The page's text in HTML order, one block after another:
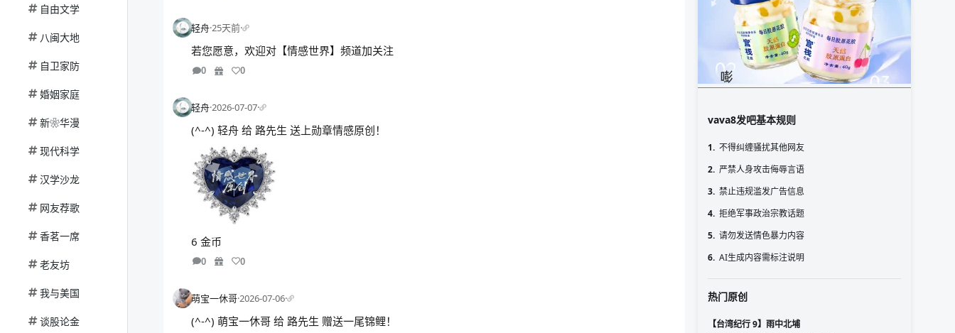
自由文学
八闽大地
自卫家防
婚姻家庭
新❀华漫
现代科学
汉学沙龙
网友荐歌
香茗一席
老友坊
我与美国
谈股论金
轻舟·25天前·
若您愿意，欢迎对【情感世界】频道加关注
0 0
轻舟·2026-07-07·
(^-^) 轻舟 给 路先生 送上勋章情感原创！
6 金币
0 0
萌宝一休哥·2026-07-06·
(^-^) 萌宝一休哥 给 路先生 赠送一尾锦鲤！
vava8发吧基本规则
1. 不得纠缠骚扰其他网友
2. 严禁人身攻击侮辱言语
3. 禁止违规滥发广告信息
4. 拒绝军事政治宗教话题
5. 请勿发送情色暴力内容
6. AI生成内容需标注说明
热门原创
【台湾纪行 9】雨中北埔